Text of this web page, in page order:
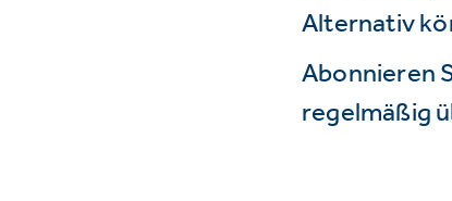
Alternativ
Abonnieren
regelmäßig